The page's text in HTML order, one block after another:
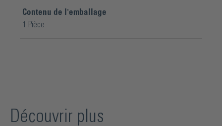
Contenu de l'emballage
1 Pièce
Découvrir plus